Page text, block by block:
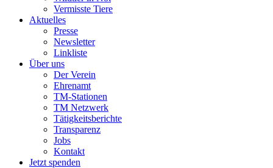
Vermisste Tiere
Aktuelles
Presse
Newsletter
Linkliste
Über uns
Der Verein
Ehrenamt
TM-Stationen
TM Netzwerk
Tätigkeitsberichte
Transparenz
Jobs
Kontakt
Jetzt spenden